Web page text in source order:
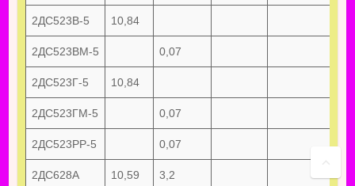
2ДС523В-5 10,84
2ДС523ВМ-5 0,07
2ДС523Г-5 10,84
2ДС523ГМ-5 0,07
2ДС523РР-5 0,07
2ДС628А 10,59 3,2